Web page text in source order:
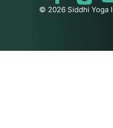
© 2026 Siddhi Yoga